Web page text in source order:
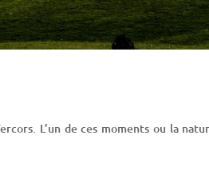
L’un de ces moments ou la